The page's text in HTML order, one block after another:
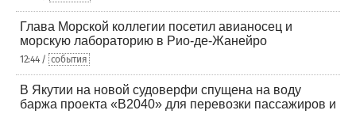
Глава Морской коллегии посетил авианосец и
морскую лабораторию в Рио-де-Жанейро
12:44 / события
В Якутии на новой судоверфи спущена на воду
баржа проекта «В2040» для перевозки пассажиров и